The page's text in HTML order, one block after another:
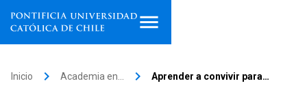
Inicio keyboard_arrow_right Academia en… keyboard_arrow_right Aprender a convivir para…